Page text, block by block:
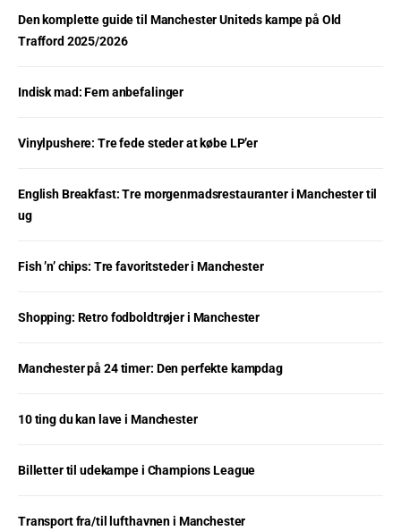
Den komplette guide til Manchester Uniteds kampe på Old
Trafford 2025/2026
Indisk mad: Fem anbefalinger
Vinylpushere: Tre fede steder at købe LP’er
English Breakfast: Tre morgenmadsrestauranter i Manchester til
ug
Fish ’n’ chips: Tre favoritsteder i Manchester
Shopping: Retro fodboldtrøjer i Manchester
Manchester på 24 timer: Den perfekte kampdag
10 ting du kan lave i Manchester
Billetter til udekampe i Champions League
Transport fra/til lufthavnen i Manchester